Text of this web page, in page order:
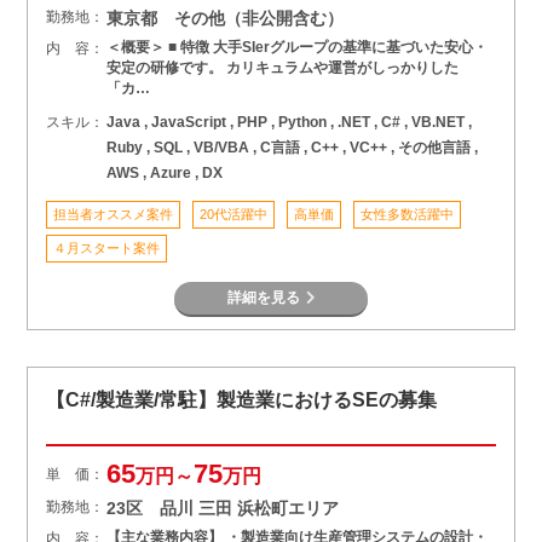
勤務地： 東京都 その他（非公開含む）
内 容：
＜概要＞ ■ 特徴 大手SIerグループの基準に基づいた安心・
安定の研修です。 カリキュラムや運営がしっかりした
「カ…
スキル： Java , JavaScript , PHP , Python , .NET , C# , VB.NET ,
Ruby , SQL , VB/VBA , C言語 , C++ , VC++ , その他言語 ,
AWS , Azure , DX
担当者オススメ案件 20代活躍中 高単価 女性多数活躍中
４月スタート案件
詳細を見る
【C#/製造業/常駐】製造業におけるSEの募集
単 価： 65万円～75万円
勤務地： 23区 品川 三田 浜松町エリア
内 容：
【主な業務内容】 ・製造業向け生産管理システムの設計・